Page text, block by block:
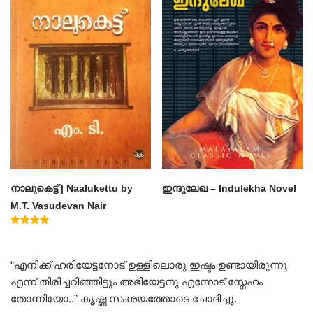
നാലുകെട്ട് | Naalukettu by
M.T. Vasudevan Nair
ഇന്ദുലേഖ – Indulekha Novel
“എനിക്ക് ഹരിയേട്ടനോട് ഉള്ളിലൊരു ഇഷ്ടം ഉണ്ടായിരുന്നു
എന്ന് തിരിച്ചറിഞ്ഞിട്ടും അഭിയേട്ടനു എന്നോട് സ്നേഹം
തോന്നിയോ..” കൃഷ്ണ സംശയത്തോടെ ചോദിച്ചു.